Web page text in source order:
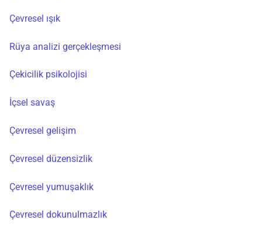
Çevresel ışık
Rüya analizi gerçekleşmesi
Çekicilik psikolojisi
İçsel savaş
Çevresel gelişim
Çevresel düzensizlik
Çevresel yumuşaklık
Çevresel dokunulmazlık